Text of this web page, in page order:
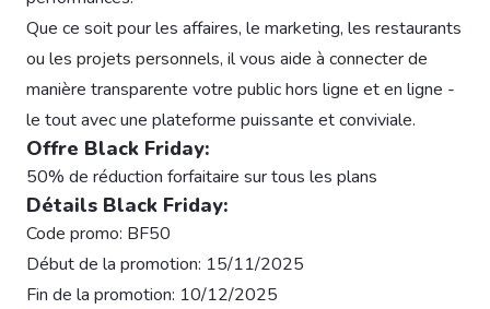
Que ce soit pour les affaires, le marketing, les restaurants
ou les projets personnels, il vous aide à connecter de
manière transparente votre public hors ligne et en ligne -
le tout avec une plateforme puissante et conviviale.
Offre Black Friday:
50% de réduction forfaitaire sur tous les plans
Détails Black Friday:
Code promo: BF50
Début de la promotion: 15/11/2025
Fin de la promotion: 10/12/2025